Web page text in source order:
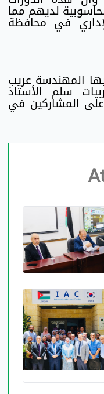
لديهم مما
في محافظة
المهندسة عريب
سلم الأستاذ
المشاركين في